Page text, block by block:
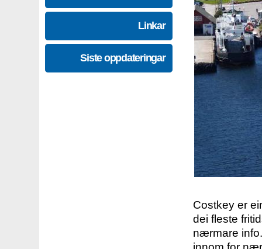
Linkar
Siste oppdateringar
Costkey er
dei fleste
nærmare